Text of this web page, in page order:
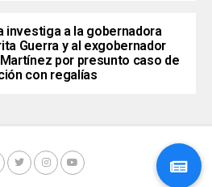
investiga a la gobernadora
Guerra y al exgobernador
por presunto caso de
con regalías